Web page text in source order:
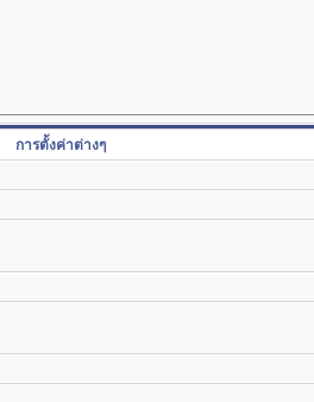
การตั้งค่าต่างๆ